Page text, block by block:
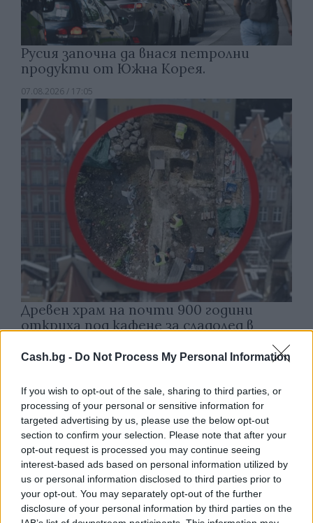
Cash.bg - Do Not Process My Personal Information
If you wish to opt-out of the sale, sharing to third parties, or
processing of your personal or sensitive information for
targeted advertising by us, please use the below opt-out
section to confirm your selection. Please note that after your
opt-out request is processed you may continue seeing
interest-based ads based on personal information utilized by
us or personal information disclosed to third parties prior to
your opt-out. You may separately opt-out of the further
disclosure of your personal information by third parties on the
Русия започна да внася петролни
продукти от Южна Корея.
07.08.2026 / 17:05
Древен храм на почти 900 години
откриха под кафене за сладолед в
07.08.2026 / 16:00